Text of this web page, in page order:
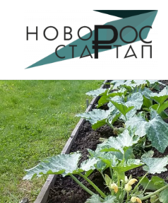
Новорос Стартап